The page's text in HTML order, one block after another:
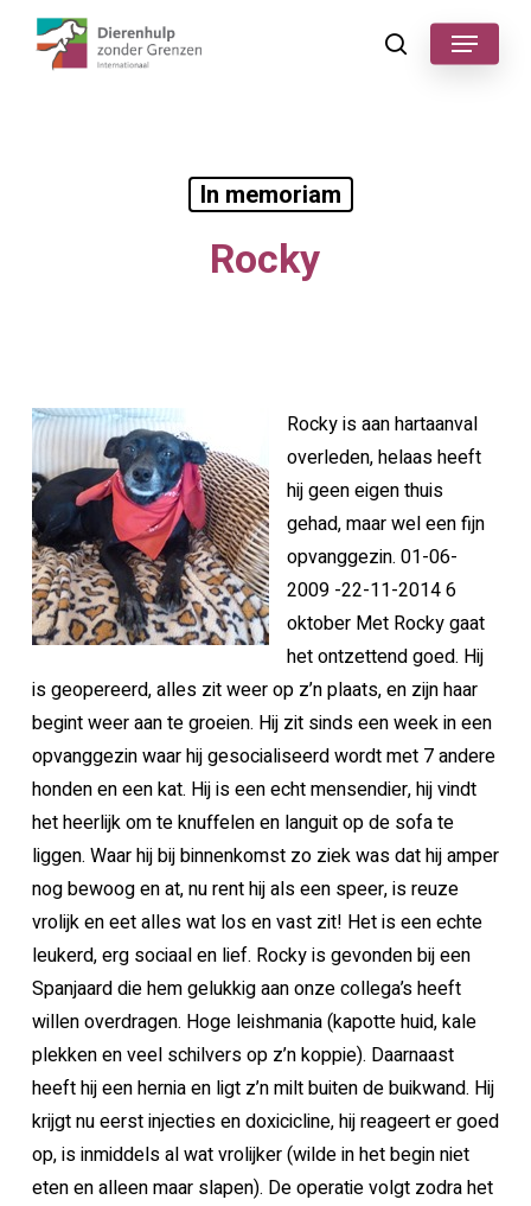
search
Menu
In memoriam
Rocky
Rocky is aan hartaanval
overleden, helaas heeft
hij geen eigen thuis
gehad, maar wel een fijn
opvanggezin. 01-06-
2009 -22-11-2014 6
oktober Met Rocky gaat
het ontzettend goed. Hij
is geopereerd, alles zit weer op z’n plaats, en zijn haar
begint weer aan te groeien. Hij zit sinds een week in een
opvanggezin waar hij gesocialiseerd wordt met 7 andere
honden en een kat. Hij is een echt mensendier, hij vindt
het heerlijk om te knuffelen en languit op de sofa te
liggen. Waar hij bij binnenkomst zo ziek was dat hij amper
nog bewoog en at, nu rent hij als een speer, is reuze
vrolijk en eet alles wat los en vast zit! Het is een echte
leukerd, erg sociaal en lief. Rocky is gevonden bij een
Spanjaard die hem gelukkig aan onze collega’s heeft
willen overdragen. Hoge leishmania (kapotte huid, kale
plekken en veel schilvers op z’n koppie). Daarnaast
heeft hij een hernia en ligt z’n milt buiten de buikwand. Hij
krijgt nu eerst injecties en doxicicline, hij reageert er goed
op, is inmiddels al wat vrolijker (wilde in het begin niet
eten en alleen maar slapen). De operatie volgt zodra het